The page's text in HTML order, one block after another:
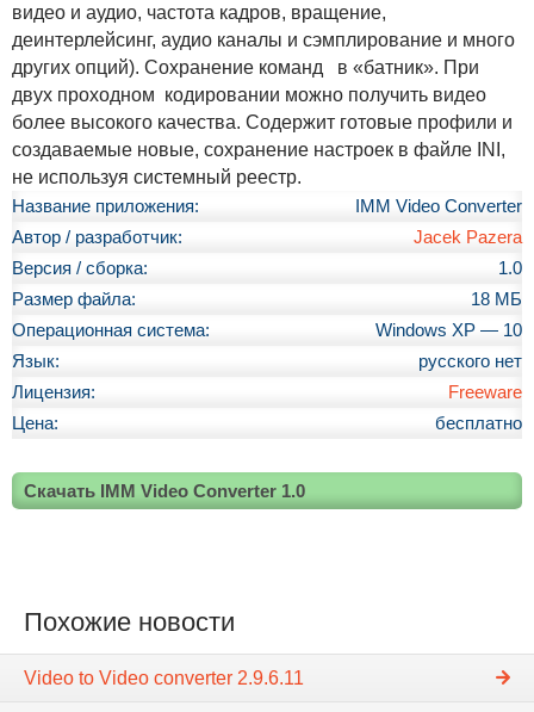
видео и аудио, частота кадров, вращение,
деинтерлейсинг, аудио каналы и сэмплирование и много
других опций). Сохранение команд в «батник». При
двух проходном кодировании можно получить видео
более высокого качества. Содержит готовые профили и
создаваемые новые, сохранение настроек в файле INI,
не используя системный реестр.
Название приложения:
IMM Video Converter
Автор / разработчик:
Jacek Pazera
Версия / сборка:
1.0
Размер файла:
18 МБ
Операционная система:
Windows XP — 10
Язык:
русского нет
Лицензия:
Freeware
Цена:
бесплатно
Скачать IMM Video Converter 1.0
Похожие новости
Video to Video converter 2.9.6.11